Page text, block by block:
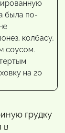
грудку
в